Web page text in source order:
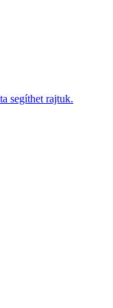
segíthet rajtuk.